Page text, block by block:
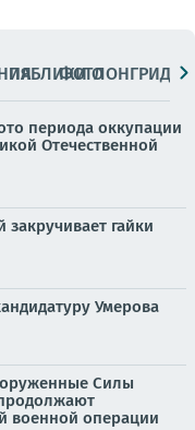
ПАБЛИКИ
ФОТОЛОНГРИДЫ
периода оккупации
Отечественной
гайки
Умерова
Силы
военной операции